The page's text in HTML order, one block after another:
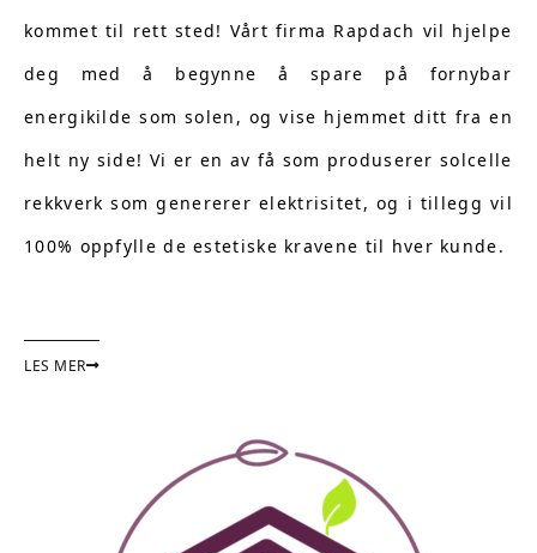
kommet til rett sted! Vårt firma Rapdach vil hjelpe
deg med å begynne å spare på fornybar
energikilde som solen, og vise hjemmet ditt fra en
helt ny side! Vi er en av få som produserer solcelle
rekkverk som genererer elektrisitet, og i tillegg vil
100% oppfylle de estetiske kravene til hver kunde.
LES MER